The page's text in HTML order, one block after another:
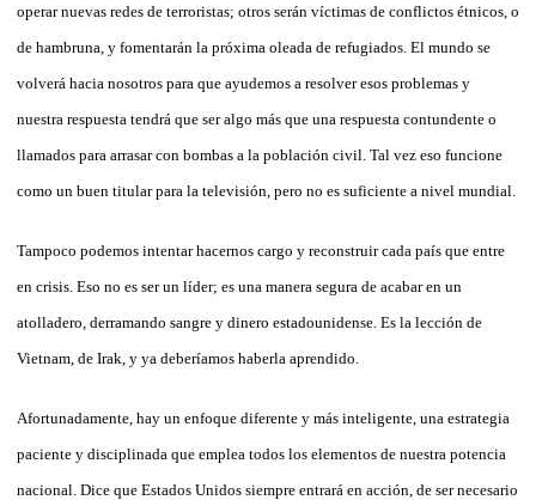
operar nuevas redes de terroristas; otros serán víctimas de conflictos étnicos, o
de hambruna, y fomentarán la próxima oleada de refugiados. El mundo se
volverá hacia nosotros para que ayudemos a resolver esos problemas y
nuestra respuesta tendrá que ser algo más que una respuesta contundente o
llamados para arrasar con bombas a la población civil. Tal vez eso funcione
como un buen titular para la televisión, pero no es suficiente a nivel mundial.
Tampoco podemos intentar hacernos cargo y reconstruir cada país que entre
en crisis. Eso no es ser un líder; es una manera segura de acabar en un
atolladero, derramando sangre y dinero estadounidense. Es la lección de
Vietnam, de Irak, y ya deberíamos haberla aprendido.
Afortunadamente, hay un enfoque diferente y más inteligente, una estrategia
paciente y disciplinada que emplea todos los elementos de nuestra potencia
nacional. Dice que Estados Unidos siempre entrará en acción, de ser necesario